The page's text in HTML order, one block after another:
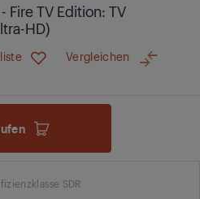
Fire TV Edition: TV
HD)
Vergleichen
SDR